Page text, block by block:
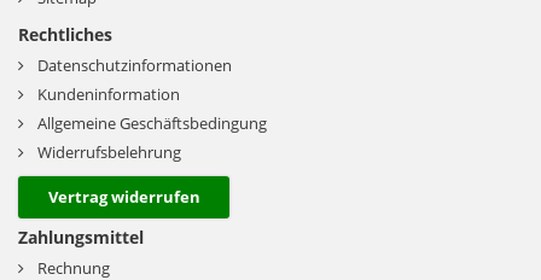
Rechtliches
Datenschutzinformationen
Kundeninformation
Allgemeine Geschäftsbedingung
Widerrufsbelehrung
Vertrag widerrufen
Zahlungsmittel
Rechnung